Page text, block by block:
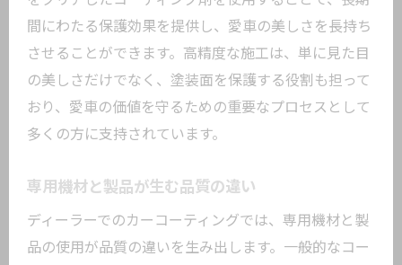
つ方法
定期的なメンテナンスの重要性
洗車とワックスがけの効果的な方法
効果的なカーコーティングの選び方
愛車を守るためのDIYケア
専門店でのアドバイスを活用
高品質なカーコーティングがもたらす長期間
間にわたる保護効果を提供し、愛車の美しさを長持ち
させることができます。高精度な施工は、単に見た目
の美しさだけでなく、塗装面を保護する役割も担って
おり、愛車の価値を守るための重要なプロセスとして
多くの方に支持されています。
専用機材と製品が生む品質の違い
ディーラーでのカーコーティングでは、専用機材と製
品の使用が品質の違いを生み出します。一般的なコー